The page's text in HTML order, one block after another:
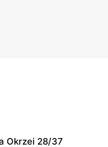
Okrzei 28/37